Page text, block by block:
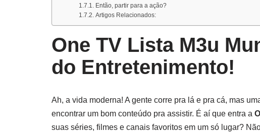
Então, partir para a ação?
Artigos Relacionados:
One TV Lista M3u
do Entretenimento!
Ah, a vida moderna! A gente corre pra lá e pra cá, mas
encontrar um bom conteúdo pra assistir. É aí que entra a
suas séries, filmes e canais favoritos em um só lugar?